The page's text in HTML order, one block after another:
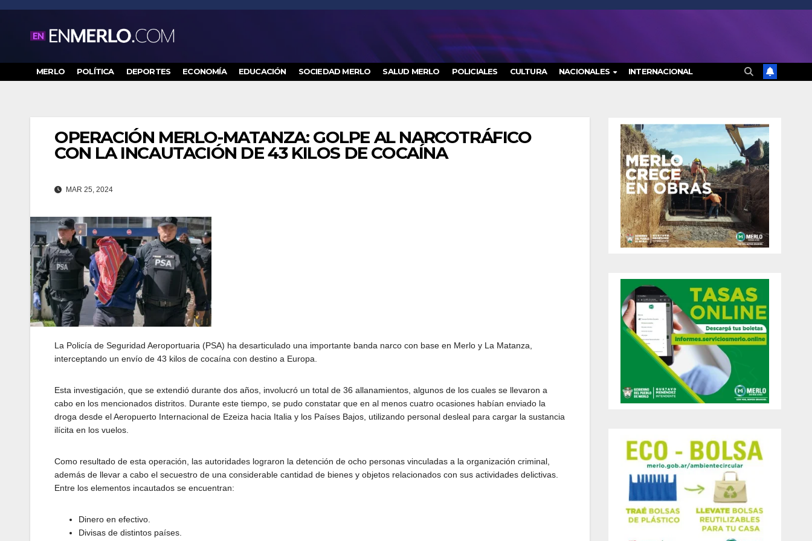
Saltar
contenido
MERLO POLÍTICA DEPORTES ECONOMÍA EDUCACIÓN SOCIEDAD MERLO SALUD MERLO POLICIALES CULTURA NACIONALES INTERNACIONAL
OPERACIÓN MERLO-MATANZA: GOLPE AL NARCOTRÁFICO
CON LA INCAUTACIÓN DE 43 KILOS DE COCAÍNA
MAR 25, 2024
La Policía de Seguridad Aeroportuaria (PSA) ha desarticulado una importante banda narco con base en Merlo y La Matanza,
interceptando un envío de 43 kilos de cocaína con destino a Europa.
Esta investigación, que se extendió durante dos años, involucró un total de 36 allanamientos, algunos de los cuales se llevaron a
cabo en los mencionados distritos. Durante este tiempo, se pudo constatar que en al menos cuatro ocasiones habían enviado la
droga desde el Aeropuerto Internacional de Ezeiza hacia Italia y los Países Bajos, utilizando personal desleal para cargar la sustancia
ilícita en los vuelos.
Como resultado de esta operación, las autoridades lograron la detención de ocho personas vinculadas a la organización criminal,
además de llevar a cabo el secuestro de una considerable cantidad de bienes y objetos relacionados con sus actividades delictivas.
Entre los elementos incautados se encuentran:
Dinero en efectivo.
Divisas de distintos países.